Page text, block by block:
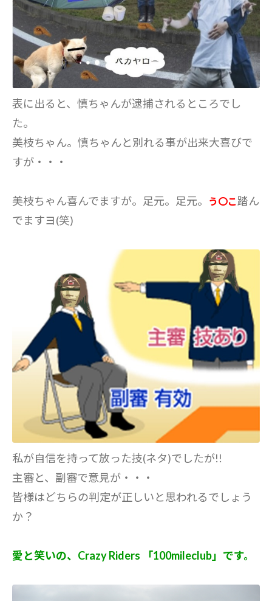
表に出ると、慎ちゃんが逮捕されるところでし
た。
美枝ちゃん。慎ちゃんと別れる事が出来大喜びで
すが・・・
美枝ちゃん喜んでますが。足元。足元。 う〇こ 踏ん
でますヨ(笑)
私が自信を持って放った技(ネタ)でしたが!!
主審と、副審で意見が・・・
皆様はどちらの判定が正しいと思われるでしょう
か？
愛と笑いの、Crazy Riders 「100mileclub」です。